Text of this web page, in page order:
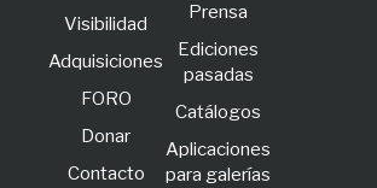
Visibilidad
Adquisiciones
FORO
Donar
Contacto
Prensa
Ediciones
pasadas
Catálogos
Aplicaciones
para galerías